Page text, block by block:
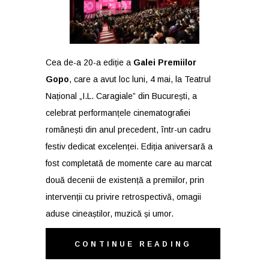
Cea de-a 20-a ediție a Galei Premiilor
Gopo, care a avut loc luni, 4 mai, la Teatrul
Național „I.L. Caragiale” din București, a
celebrat performanțele cinematografiei
românești din anul precedent, într-un cadru
festiv dedicat excelenței. Ediția aniversară a
fost completată de momente care au marcat
două decenii de existență a premiilor, prin
intervenții cu privire retrospectivă, omagii
aduse cineaștilor, muzică și umor.
CONTINUE READING